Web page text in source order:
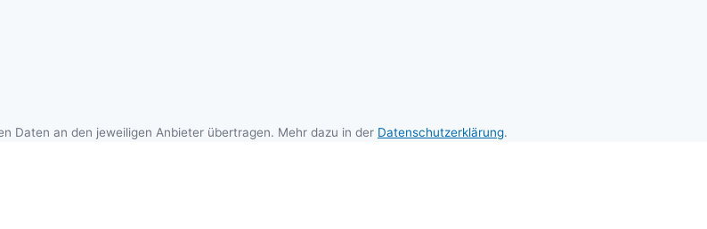
Daten an den jeweiligen Anbieter übertragen. Mehr dazu in der Datenschutzerklärung.